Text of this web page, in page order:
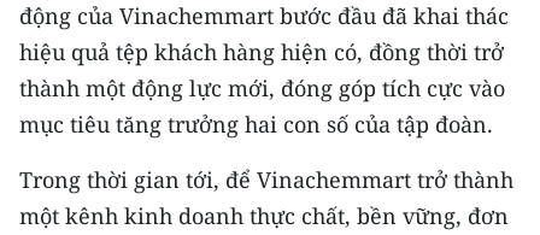
Nguyên
Đông Nam Bộ
Đồng bằng sông Cửu Long
Chuyên trang Hà Nội
Chuyên trang TP. Hồ Chí Minh
động của Vinachemmart bước đầu đã khai thác
hiệu quả tệp khách hàng hiện có, đồng thời trở
thành một động lực mới, đóng góp tích cực vào
mục tiêu tăng trưởng hai con số của tập đoàn.
Trong thời gian tới, để Vinachemmart trở thành
một kênh kinh doanh thực chất, bền vững, đơn